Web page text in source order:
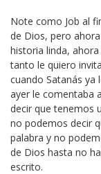
Note como Job al
de Dios, pero
historia linda,
tanto le quiero
cuando Satanás ya
ayer le comentaba
decir que tenemos
no podemos decir
palabra y no
de Dios hasta no
escrito.